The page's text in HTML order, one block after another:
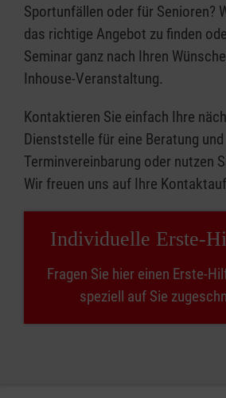
Sportunfällen oder für Senioren?
das richtige Angebot zu finden
Seminar ganz nach Ihren
Inhouse-Veranstaltung.
Kontaktieren Sie einfach Ihre
Dienststelle für eine Beratung und
Terminvereinbarung oder nutzen
Wir freuen uns auf Ihre
Individuelle Erste-
Fragen Sie hier einen Erste-
speziell auf Sie